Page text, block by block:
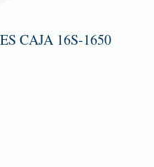
CAJA 16S-1650